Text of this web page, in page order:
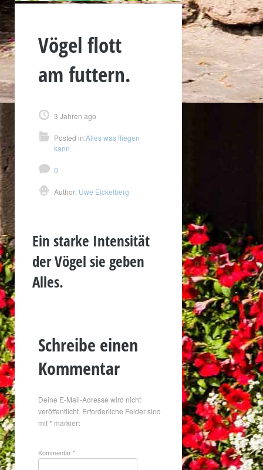
Vögel flott
am futtern.
3 Jahren ago
Posted in:Alles was fliegen
kann.
0
Author: Uwe Eickelberg
Ein starke Intensität
der Vögel sie geben
Alles.
Schreibe einen
Kommentar
Deine E-Mail-Adresse wird nicht
veröffentlicht. Erforderliche Felder sind
mit* markiert
Kommentar*